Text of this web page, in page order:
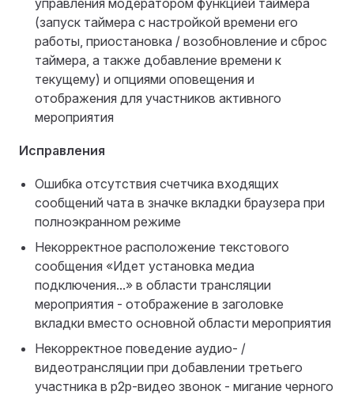
управления модератором функцией таймера
(запуск таймера с настройкой времени его
работы, приостановка / возобновление и сброс
таймера, а также добавление времени к
текущему) и опциями оповещения и
отображения для участников активного
мероприятия
Исправления
Ошибка отсутствия счетчика входящих
сообщений чата в значке вкладки браузера при
полноэкранном режиме
Некорректное расположение текстового
сообщения «Идет установка медиа
подключения...» в области трансляции
мероприятия - отображение в заголовке
вкладки вместо основной области мероприятия
Некорректное поведение аудио- /
видеотрансляции при добавлении третьего
участника в p2p-видео звонок - мигание черного